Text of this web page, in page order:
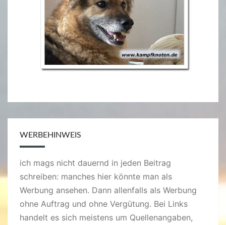
WERBEHINWEIS
ich mags nicht dauernd in jeden Beitrag
schreiben: manches hier könnte man als
Werbung ansehen. Dann allenfalls als Werbung
ohne Auftrag und ohne Vergütung. Bei Links
handelt es sich meistens um Quellenangaben,